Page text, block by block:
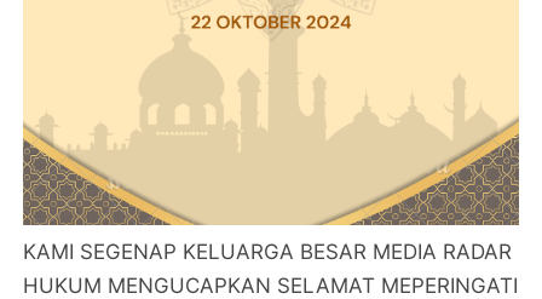
KAMI SEGENAP KELUARGA BESAR MEDIA RADAR
HUKUM MENGUCAPKAN SELAMAT MEPERINGATI